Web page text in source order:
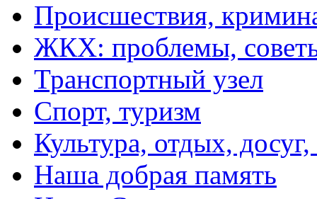
Происшествия,
ЖКХ: проблемы,
Транспортный узел
Спорт, туризм
Культура, отдых,
Наша добрая память